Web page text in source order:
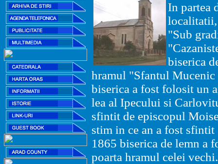
In partea
"Sub
biserica
hramul "Sfantul Mucenic
biserica a fost folosit un
lea al Ipecului si
sfintit de episcopul
stim in ce an a fost
1865 biserica de lemn a
poarta hramul celei vechi.